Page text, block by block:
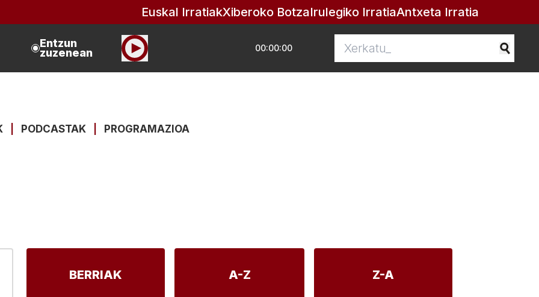
Euskal IrratiakXiberoko BotzaIrulegiko IrratiaAntxeta Irratia
Entzun
zuzenean 00:00:00
PODCASTAK PROGRAMAZIOA
BERRIAK A-Z Z-A